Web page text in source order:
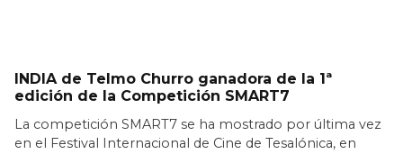
INDIA de Telmo Churro ganadora de la 1ª
edición de la Competición SMART7
La competición SMART7 se ha mostrado por última vez
en el Festival Internacional de Cine de Tesalónica, en